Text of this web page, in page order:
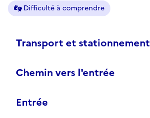
Difficulté à comprendre
Transport et stationnement
Chemin vers l'entrée
Entrée